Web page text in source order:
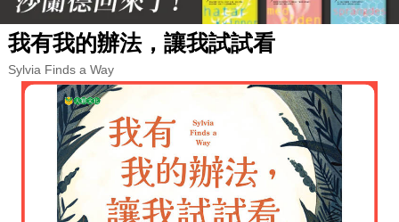
我有我的辦法，讓我試試看
Sylvia Finds a Way